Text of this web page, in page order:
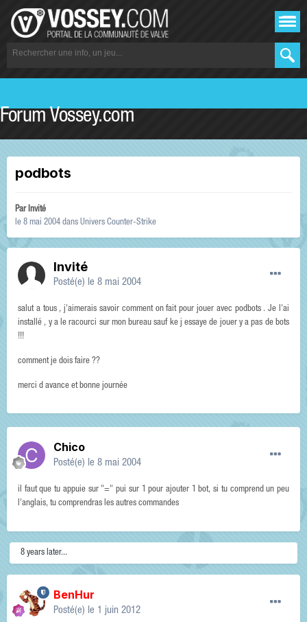
Forum Vossey.com
podbots
Par Invité
le 8 mai 2004 dans Univers Counter-Strike
Invité
Posté(e) le 8 mai 2004
salut a tous , j'aimerais savoir comment on fait pour jouer avec podbots . Je l'ai
installé , y a le racourci sur mon bureau sauf ke j essaye de jouer y a pas de bots
!!!
comment je dois faire ??
merci d avance et bonne journée
Chico
Posté(e) le 8 mai 2004
il faut que tu appuie sur "=" pui sur 1 pour ajouter 1 bot, si tu comprend un peu
l'anglais, tu comprendras les autres commandes
8 years later...
BenHur
Posté(e) le 1 juin 2012